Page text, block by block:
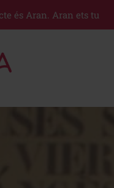
és Aran. Aran ets tu